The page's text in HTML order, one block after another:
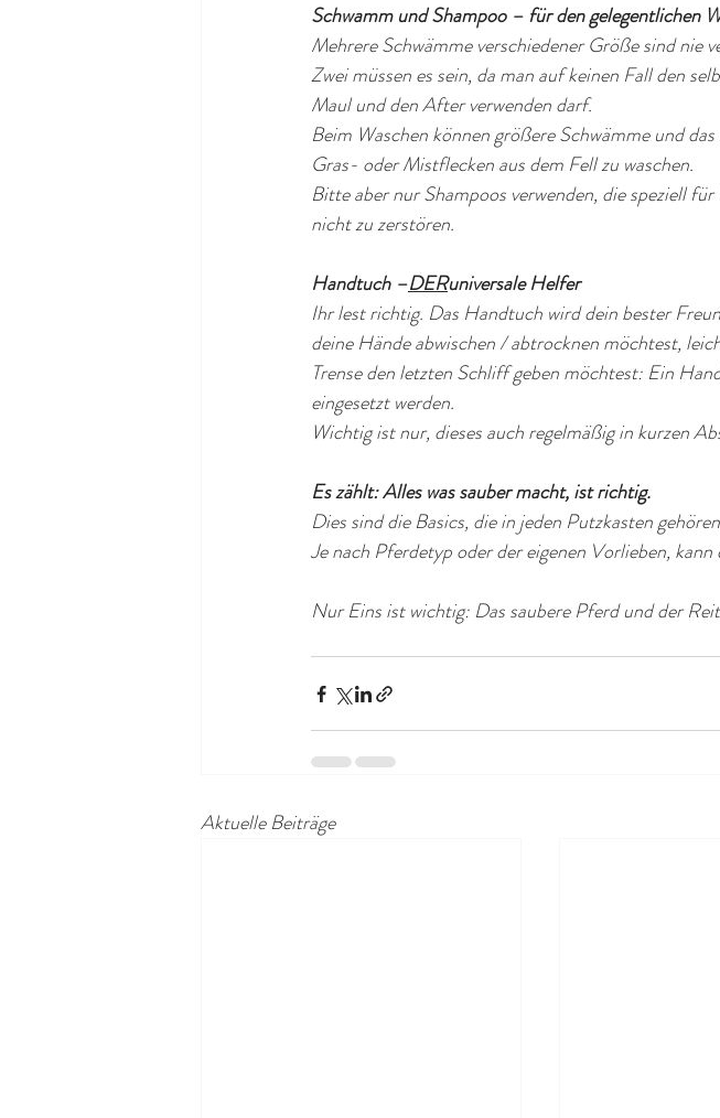
Schwamm und Shampoo – für den gelegentlichen
Mehrere Schwämme verschiedener Größe sind nie
Zwei müssen es sein, da man auf keinen Fall den
Maul und den After verwenden darf.
Beim Waschen können größere Schwämme und
Gras- oder Mistflecken aus dem Fell zu waschen.
Bitte aber nur Shampoos verwenden, die speziell
nicht zu zerstören.
Handtuch –DERuniversale Helfer
Ihr lest richtig. Das Handtuch wird dein bester
deine Hände abwischen / abtrocknen möchtest,
Trense den letzten Schliff geben möchtest: Ein
eingesetzt werden.
Wichtig ist nur, dieses auch regelmäßig in kurzen
Es zählt: Alles was sauber macht, ist richtig.
Dies sind die Basics, die in jeden Putzkasten
Je nach Pferdetyp oder der eigenen Vorlieben,
Nur Eins ist wichtig: Das saubere Pferd und der
Aktuelle Beiträge